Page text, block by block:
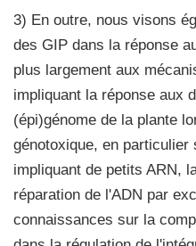
3) En outre, nous visons
des GIP dans la réponse
plus largement aux
impliquant la réponse aux
(épi)génome de la plante
génotoxique, en particulier
impliquant de petits ARN,
réparation de l'ADN par
connaissances sur la